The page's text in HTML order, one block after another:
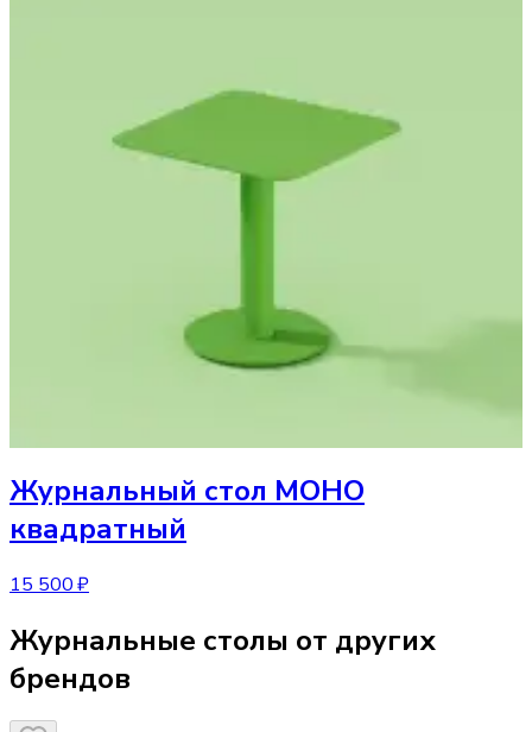
Журнальный стол МОНО
квадратный
15 500 ₽
Журнальные столы от других
брендов